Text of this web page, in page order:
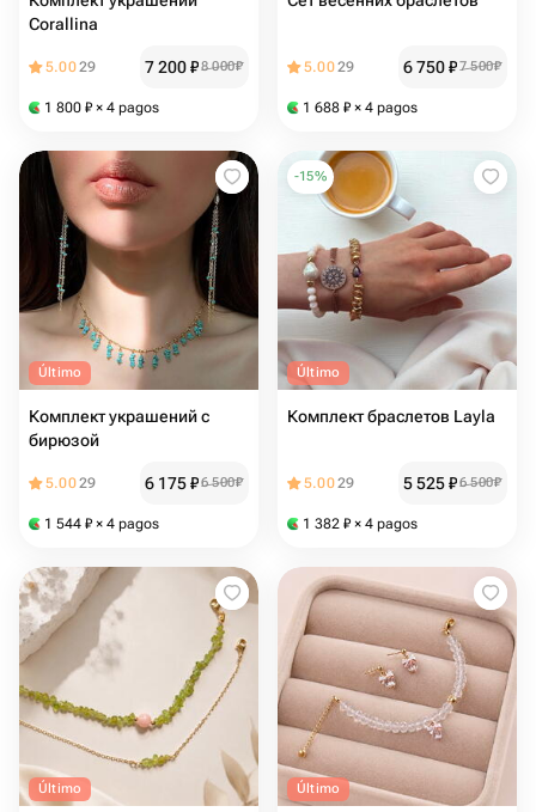
Corallina
5.0029 7 200₽8 000₽
1 800 ₽ × 4 pagos
5.0029 6 750₽7 500₽
1 688 ₽ × 4 pagos
Último
Комплект украшений с
бирюзой
5.0029 6 175₽6 500₽
1 544 ₽ × 4 pagos
-15%
Último
Комплект браслетов Layla
5.0029 5 525₽6 500₽
1 382 ₽ × 4 pagos
Último Último